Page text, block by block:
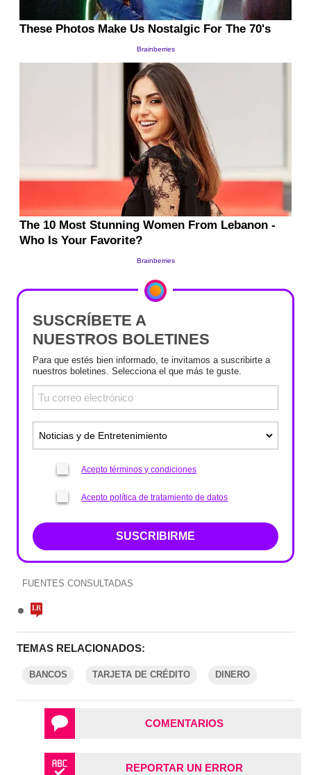
SUSCRÍBETE A
NUESTROS BOLETINES
Para que estés bien informado, te invitamos a suscribirte a
nuestros boletines. Selecciona el que más te guste.
Acepto términos y condiciones
Acepto política de tratamiento de datos
SUSCRIBIRME
FUENTES CONSULTADAS
TEMAS RELACIONADOS:
BANCOS TARJETA DE CRÉDITO DINERO
COMENTARIOS
REPORTAR UN ERROR